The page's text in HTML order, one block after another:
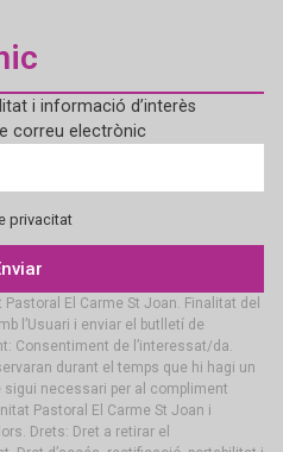
i informació d’interès
correu electrònic
privacitat
El Carme St Joan. Finalitat del
l’Usuari i enviar el butlletí de
Consentiment de l’interessat/da.
durant el temps que hi hagi un
necessari per al compliment
Pastoral El Carme St Joan i
Drets: Dret a retirar el